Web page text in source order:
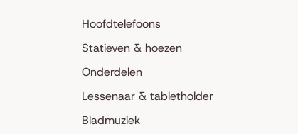
Hoofdtelefoons
Statieven & hoezen
Onderdelen
Lessenaar & tabletholder
Bladmuziek